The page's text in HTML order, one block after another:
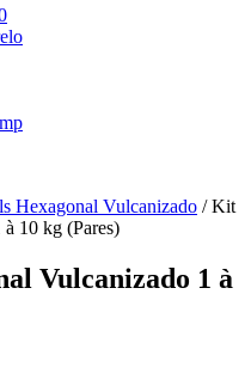
Hexagonal Vulcanizado / Kit
10 kg (Pares)
Vulcanizado 1 à